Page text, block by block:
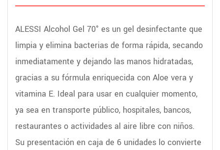
ALESSI Alcohol Gel 70° es un gel desinfectante que
limpia y elimina bacterias de forma rápida, secando
inmediatamente y dejando las manos hidratadas,
gracias a su fórmula enriquecida con Aloe vera y
vitamina E. Ideal para usar en cualquier momento,
ya sea en transporte público, hospitales, bancos,
restaurantes o actividades al aire libre con niños.
Su presentación en caja de 6 unidades lo convierte